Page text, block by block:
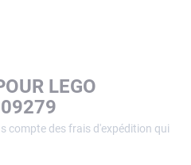
LEGO
compte des frais d'expédition qui